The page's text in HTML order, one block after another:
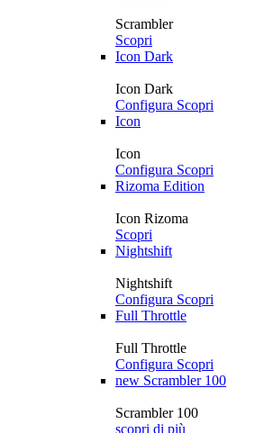
Scrambler
Scopri
Icon Dark
Icon Dark
Configura Scopri
Icon
Icon
Configura Scopri
Rizoma Edition
Icon Rizoma
Scopri
Nightshift
Nightshift
Configura Scopri
Full Throttle
Full Throttle
Configura Scopri
new Scrambler 100
Scrambler 100
scopri di più